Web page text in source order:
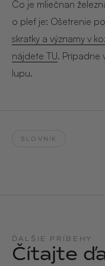
Čo je mliečnan
o pleť je: Ošetrenie
skratky a významy v
nájdete TU. Prípadne
lupu.
SLOVNÍK
ĎALŠIE PRÍBEHY
Čítajte
SOLEILLE
€29,90
MUCUMU
Candle
MUCUMU
Hair & Body
Hand Cream
Nail Oil
Candles
CASHMERE